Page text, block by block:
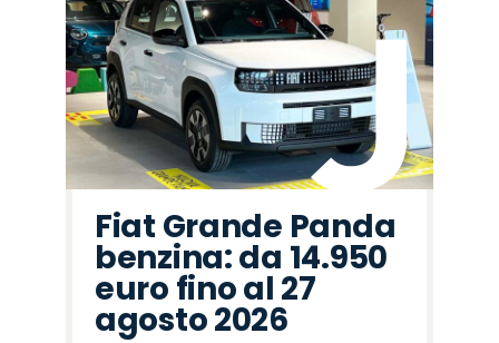
Fiat Grande Panda
benzina: da 14.950
euro fino al 27
agosto 2026